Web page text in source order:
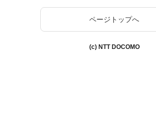
ページトップへ
(c) NTT DOCOMO